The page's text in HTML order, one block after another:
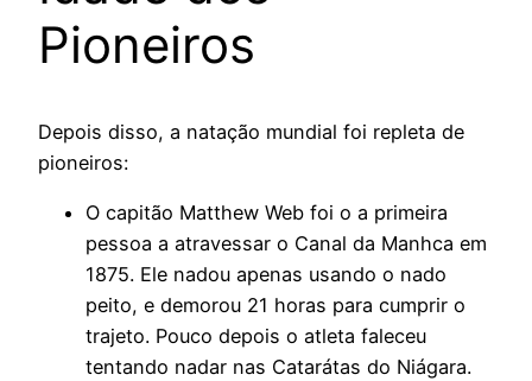
Pioneiros
Depois disso, a natação mundial foi repleta de
pioneiros:
O capitão Matthew Web foi o a primeira
pessoa a atravessar o Canal da Manhca em
1875. Ele nadou apenas usando o nado
peito, e demorou 21 horas para cumprir o
trajeto. Pouco depois o atleta faleceu
tentando nadar nas Catarátas do Niágara.